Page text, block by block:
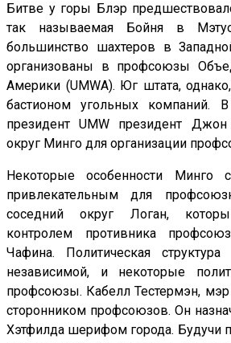
Битве у горы Блэр
так называемая Бойня в
большинство шахтеров в
организованы в профсоюзы
Америки (UMWA). Юг штата,
бастионом угольных компаний.
президент UMW президент
округ Минго для организации
Некоторые особенности Минго
привлекательным для
соседний округ Логан,
контролем противника
Чафина. Политическая
независимой, и некоторые
профсоюзы. Кабелл Тестермэн,
сторонником профсоюзов. Он
Хэтфилда шерифом города. Будучи